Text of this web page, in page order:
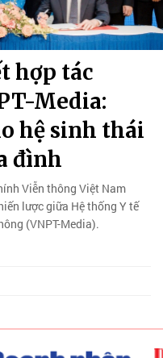
hợp tác
Media:
hệ sinh thái
đình
Viễn thông Việt Nam
lược giữa Hệ thống Y tế
(VNPT-Media).